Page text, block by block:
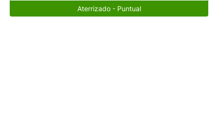
Aterrizado - Puntual